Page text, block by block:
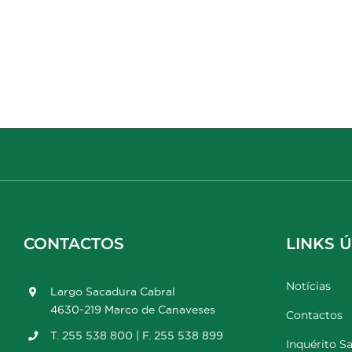
CONTACTOS
Largo Sacadura Cabral
4630-219 Marco de Canaveses
T. 255 538 800 | F. 255 538 899
LINKS
Notícias
Contactos
Inquérito